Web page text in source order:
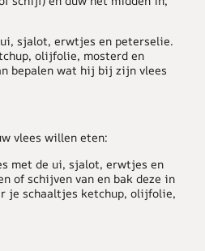
sjalot, erwtjes en peterselie.
olijfolie, mosterd en
bepalen wat hij bij zijn vlees
vlees willen eten:
met de ui, sjalot, erwtjes en
of schijven van en bak deze in
je schaaltjes ketchup, olijfolie,